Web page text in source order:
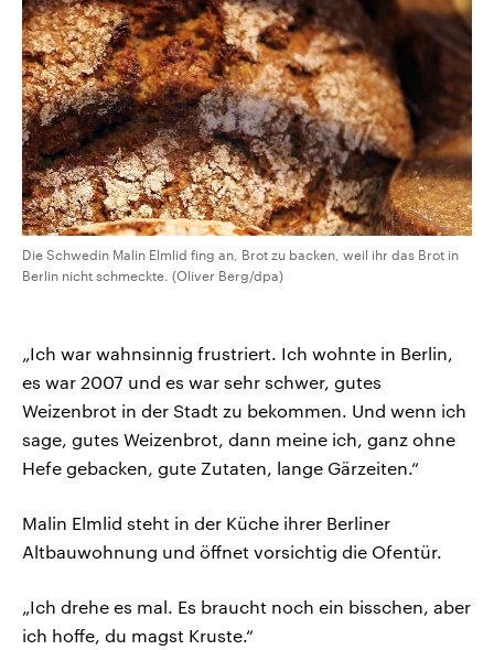
Die Schwedin Malin Elmlid fing an, Brot zu backen, weil ihr das Brot in
Berlin nicht schmeckte. (Oliver Berg/dpa)
„Ich war wahnsinnig frustriert. Ich wohnte in Berlin,
es war 2007 und es war sehr schwer, gutes
Weizenbrot in der Stadt zu bekommen. Und wenn ich
sage, gutes Weizenbrot, dann meine ich, ganz ohne
Hefe gebacken, gute Zutaten, lange Gärzeiten.“
Malin Elmlid steht in der Küche ihrer Berliner
Altbauwohnung und öffnet vorsichtig die Ofentür.
„Ich drehe es mal. Es braucht noch ein bisschen, aber
ich hoffe, du magst Kruste.“